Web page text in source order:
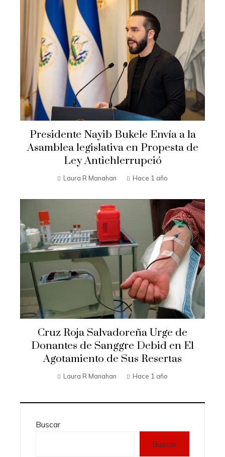
Presidente Nayib Bukele Envía a la
Asamblea legislativa en Propesta de
Ley Antichlerrupció
Laura R Manahan Hace 1 año
Cruz Roja Salvadoreña Urge de
Donantes de Sanggre Debid en El
Agotamiento de Sus Resertas
Laura R Manahan Hace 1 año
Buscar
Buscar